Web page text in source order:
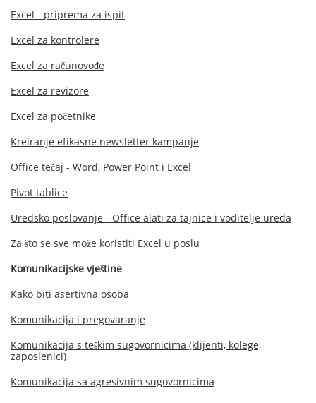
Excel - priprema za ispit
Excel za kontrolere
Excel za računovođe
Excel za revizore
Excel za početnike
Kreiranje efikasne newsletter kampanje
Office tečaj - Word, Power Point i Excel
Pivot tablice
Uredsko poslovanje - Office alati za tajnice i voditelje ureda
Za što se sve može koristiti Excel u poslu
Komunikacijske vještine
Kako biti asertivna osoba
Komunikacija i pregovaranje
Komunikacija s teškim sugovornicima (klijenti, kolege,
zaposlenici)
Komunikacija sa agresivnim sugovornicima